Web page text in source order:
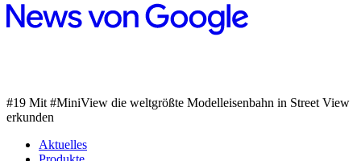
#19 Mit #MiniView die weltgrößte Modelleisenbahn in Street View
erkunden
Aktuelles